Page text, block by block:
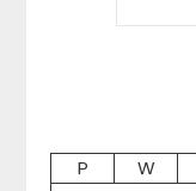
P W